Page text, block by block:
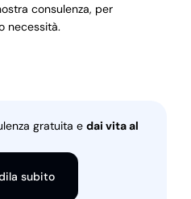
consulenza, per
necessità.
gratuita e dai vita al
subito